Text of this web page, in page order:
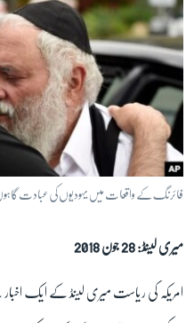
فائرنگ کے واقعات میں یہودیوں کی عبادت گاہوں
میری لینڈ: 28 جون 2018